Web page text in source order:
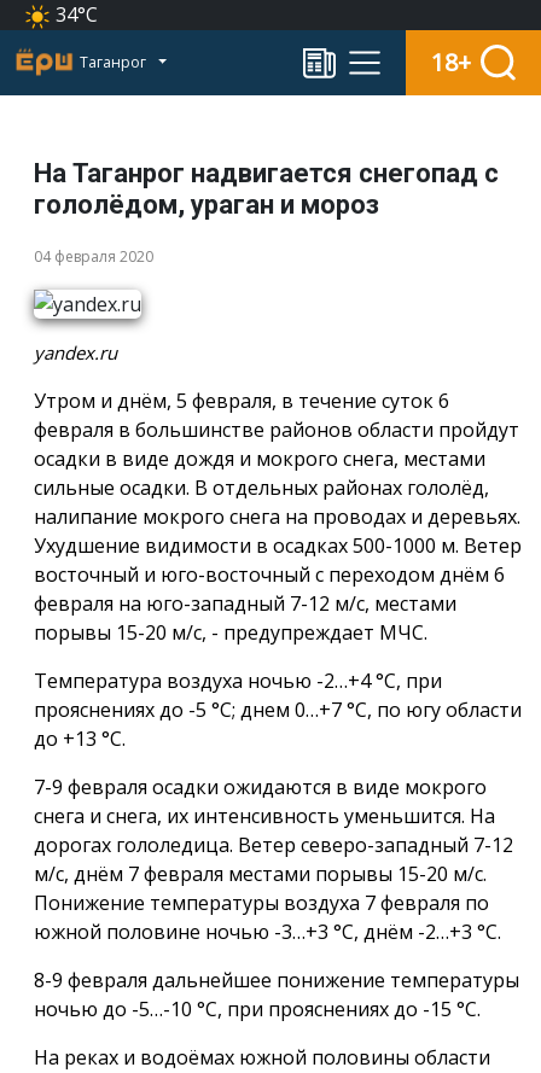
34°C
Таганрог 18+
На Таганрог надвигается снегопад с
гололёдом, ураган и мороз
04 февраля 2020
yandex.ru
Утром и днём, 5 февраля, в течение суток 6
февраля в большинстве районов области пройдут
осадки в виде дождя и мокрого снега, местами
сильные осадки. В отдельных районах гололёд,
налипание мокрого снега на проводах и деревьях.
Ухудшение видимости в осадках 500-1000 м. Ветер
восточный и юго-восточный с переходом днём 6
февраля на юго-западный 7-12 м/с, местами
порывы 15-20 м/с, - предупреждает МЧС.
Температура воздуха ночью -2…+4 °С, при
прояснениях до -5 °С; днем 0…+7 °С, по югу области
до +13 °С.
7-9 февраля осадки ожидаются в виде мокрого
снега и снега, их интенсивность уменьшится. На
дорогах гололедица. Ветер северо-западный 7-12
м/с, днём 7 февраля местами порывы 15-20 м/с.
Понижение температуры воздуха 7 февраля по
южной половине ночью -3…+3 °С, днём -2…+3 °С.
8-9 февраля дальнейшее понижение температуры
ночью до -5…-10 °С, при прояснениях до -15 °С.
На реках и водоёмах южной половины области